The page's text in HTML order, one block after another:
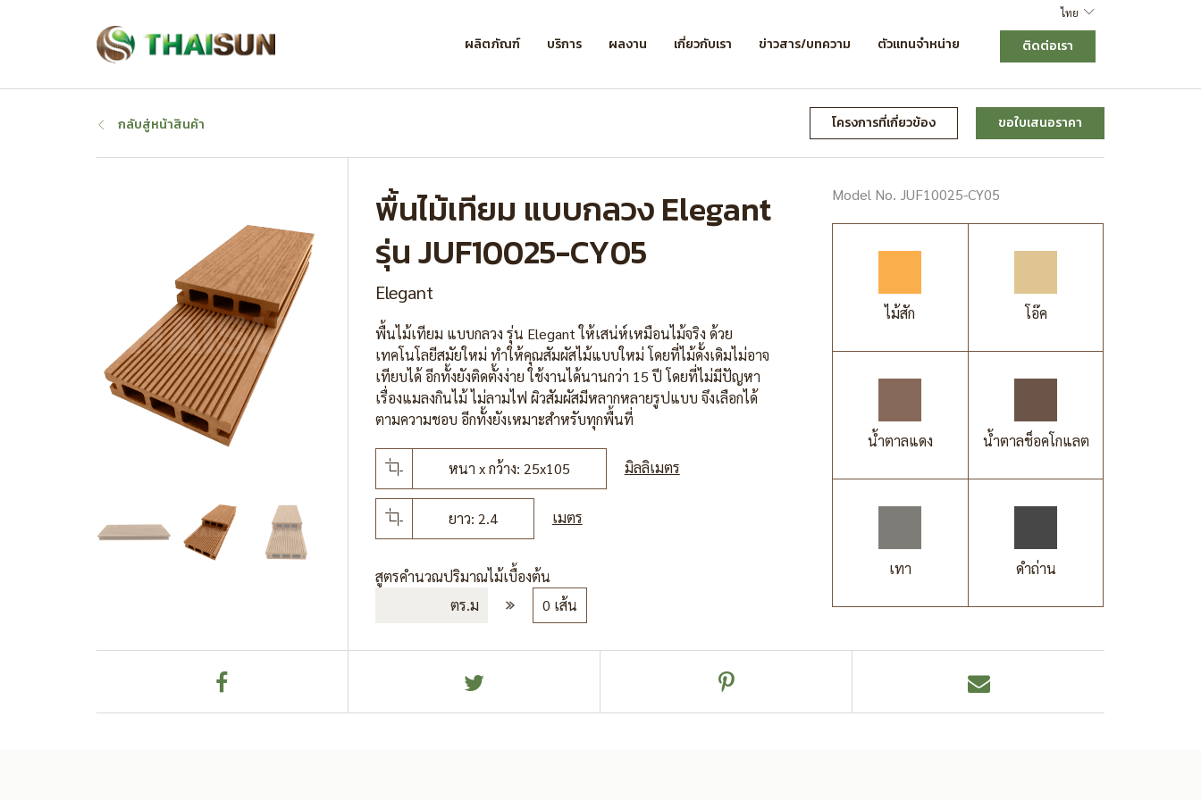
ไทย
ติดต่อเรา
ผลิตภัณฑ์ บริการ ผลงาน เกี่ยวกับเรา ข่าวสาร/บทความ ตัวแทนจำหน่าย
กลับสู่หน้าสินค้า ขอใบเสนอราคา
โครงการที่เกี่ยวข้อง
พื้นไม้เทียม แบบกลวง Elegant
รุ่น JUF10025-CY05
Elegant
พื้นไม้เทียม แบบกลวง รุ่น Elegant ให้เสน่ห์เหมือนไม้จริง ด้วย
เทคโนโลยีสมัยใหม่ ทำให้คุณสัมผัสไม้แบบใหม่ โดยที่ไม้ดั้งเดิมไม่อาจ
เทียบได้ อีกทั้งยังติดตั้งง่าย ใช้งานได้นานกว่า 15 ปี โดยที่ไม่มีปัญหา
เรื่องแมลงกินไม้ ไม่ลามไฟ ผิวสัมผัสมีหลากหลายรูปแบบ จึงเลือกได้
ตามความชอบ อีกทั้งยังเหมาะสำหรับทุกพื้นที่
หนา x กว้าง: 25x105 มิลลิเมตร
ยาว: 2.4 เมตร
สูตรคำนวณปริมาณไม้เบื้องต้น
ตร.ม
0 เส้น
Model No. JUF10025-CY05
ไม้สัก โอ๊ค
น้ำตาลแดง น้ำตาลช็อคโกแลต
เทา ดำถ่าน